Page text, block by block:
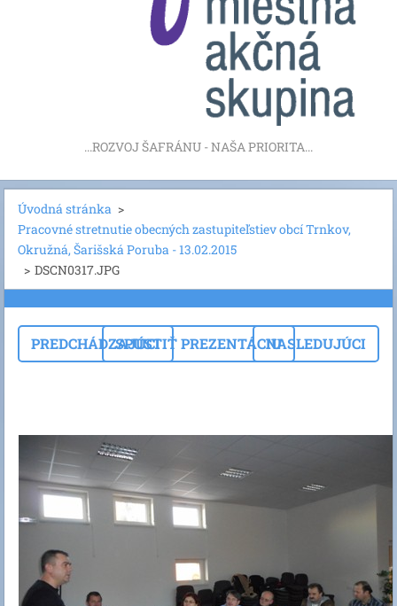
...ROZVOJ ŠAFRÁNU - NAŠA PRIORITA...
Úvodná stránka >
Pracovné stretnutie obecných zastupiteľstiev obcí Trnkov,
Okružná, Šarišská Poruba - 13.02.2015
> DSCN0317.JPG
PREDCHÁDZAJÚCISPUSTIŤ PREZENTÁCIUNASLEDUJÚCI